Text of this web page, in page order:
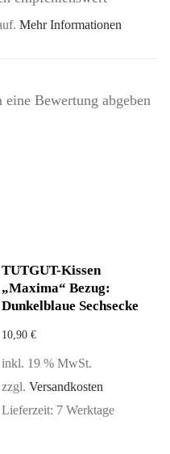
Mehr Informationen
eine Bewertung abgeben
TUTGUT-Kissen
„Maxima“ Bezug:
Dunkelblaue Sechsecke
10,90 €
inkl. 19 % MwSt.
zzgl. Versandkosten
Lieferzeit: 7 Werktage